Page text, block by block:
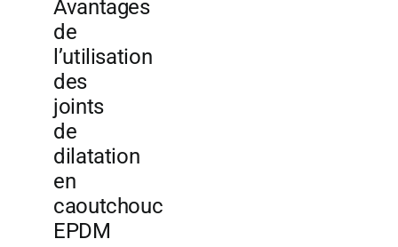
Avantages
de
l’utilisation
des
joints
de
dilatation
en
caoutchouc
EPDM